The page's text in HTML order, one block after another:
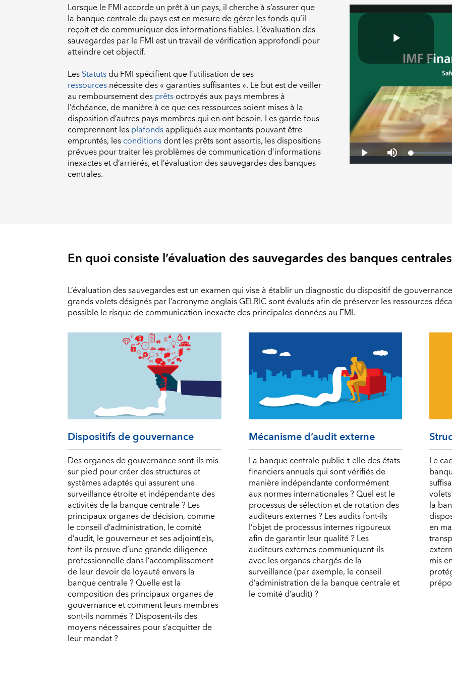
Lorsque le FMI accorde un prêt à un pays, il cherche à s’assurer que
la banque centrale du pays est en mesure de gérer les fonds qu’il
reçoit et de communiquer des informations fiables. L’évaluation des
sauvegardes par le FMI est un travail de vérification approfondi pour
atteindre cet objectif.
LesStatutsdu FMI spécifient que l’utilisation de ses
ressourcesnécessite des « garanties suffisantes ». Le but est de veiller
au remboursement desprêtsoctroyés aux pays membres à
l’échéance, de manière à ce que ces ressources soient mises à la
disposition d’autres pays membres qui en ont besoin. Les garde-fous
comprennent lesplafondsappliqués aux montants pouvant être
empruntés, lesconditionsdont les prêts sont assortis, les dispositions
prévues pour traiter les problèmes de communication d’informations
inexactes et d’arriérés, et l’évaluation des sauvegardes des banques
centrales.
En quoi consiste l’évaluation des sauvegardes des banques
L’évaluation des sauvegardes est un examen qui vise à établir un diagnostic du dispositif de
grands volets désignés par l’acronyme anglais GELRIC sont évalués afin de préserver les ressources
possible le risque de communication inexacte des principales données au FMI.
Dispositifs de gouvernance
Des organes de gouvernance sont-ils mis
sur pied pour créer des structures et
systèmes adaptés qui assurent une
surveillance étroite et indépendante des
activités de la banque centrale ? Les
principaux organes de décision, comme
le conseil d’administration, le comité
d’audit, le gouverneur et ses adjoint(e)s,
font-ils preuve d’une grande diligence
professionnelle dans l’accomplissement
de leur devoir de loyauté envers la
banque centrale ? Quelle est la
composition des principaux organes de
gouvernance et comment leurs membres
sont-ils nommés ? Disposent-ils des
moyens nécessaires pour s’acquitter de
leur mandat ?
Mécanisme d’audit externe
La banque centrale publie-t-elle des états
financiers annuels qui sont vérifiés de
manière indépendante conformément
aux normes internationales ? Quel est le
processus de sélection et de rotation des
auditeurs externes ? Les audits font-ils
l’objet de processus internes rigoureux
afin de garantir leur qualité ? Les
auditeurs externes communiquent-ils
avec les organes chargés de la
surveillance (par exemple, le conseil
d’administration de la banque centrale et
le comité d’audit) ?
Le
la
en
mis